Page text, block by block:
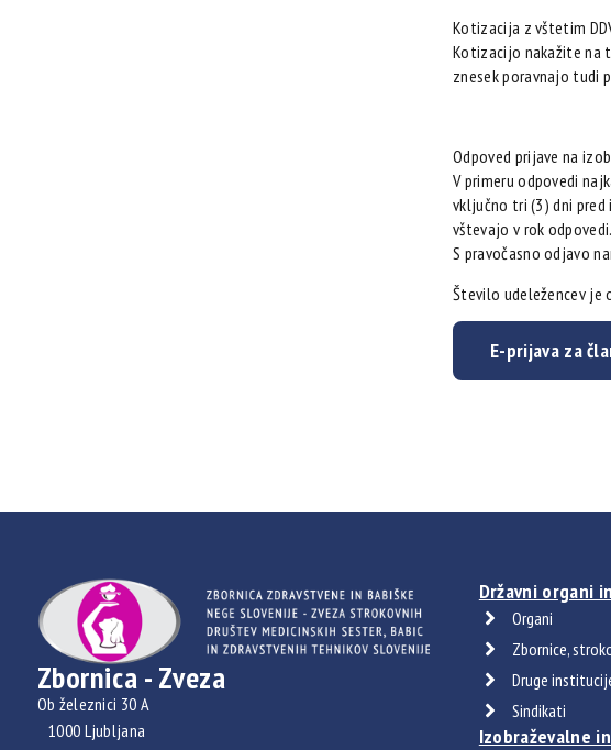
Kotizacija z vštetim
Kotizacijo nakažite na
znesek poravnajo tudi
Odpoved prijave na
V primeru odpovedi
vključno tri (3) dni pred
vštevajo v rok odpovedi.
S pravočasno odjavo
Število udeležencev je
E-prijava za
Zbornica - Zveza
Ob železnici 30 A
1000 Ljubljana
Državni organi
Organi
Zbornice,
Druge
Sindikati
Izobraževalne